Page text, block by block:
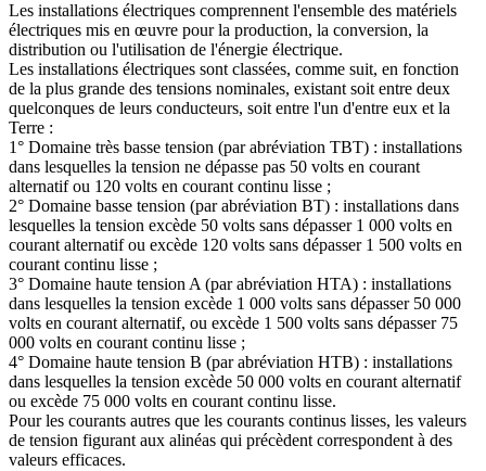
Les installations électriques comprennent l'ensemble des matériels
électriques mis en œuvre pour la production, la conversion, la
distribution ou l'utilisation de l'énergie électrique.
Les installations électriques sont classées, comme suit, en fonction
de la plus grande des tensions nominales, existant soit entre deux
quelconques de leurs conducteurs, soit entre l'un d'entre eux et la
Terre :
1° Domaine très basse tension (par abréviation TBT) : installations
dans lesquelles la tension ne dépasse pas 50 volts en courant
alternatif ou 120 volts en courant continu lisse ;
2° Domaine basse tension (par abréviation BT) : installations dans
lesquelles la tension excède 50 volts sans dépasser 1 000 volts en
courant alternatif ou excède 120 volts sans dépasser 1 500 volts en
courant continu lisse ;
3° Domaine haute tension A (par abréviation HTA) : installations
dans lesquelles la tension excède 1 000 volts sans dépasser 50 000
volts en courant alternatif, ou excède 1 500 volts sans dépasser 75
000 volts en courant continu lisse ;
4° Domaine haute tension B (par abréviation HTB) : installations
dans lesquelles la tension excède 50 000 volts en courant alternatif
ou excède 75 000 volts en courant continu lisse.
Pour les courants autres que les courants continus lisses, les valeurs
de tension figurant aux alinéas qui précèdent correspondent à des
valeurs efficaces.